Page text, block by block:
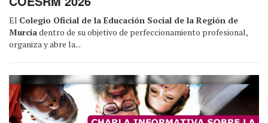
El Colegio Oficial de la Educación Social de la Región de
Murciadentro de su objetivo de perfeccionamiento profesional,
organiza y abre la...